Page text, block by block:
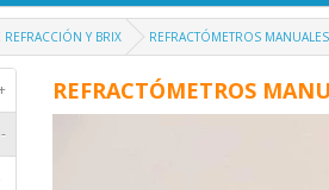
Y BRIX REFRACTÓMETROS
-
REFRACTÓMETROS